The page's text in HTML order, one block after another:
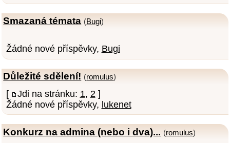
Smazaná témata (Bugi)
Žádné nové příspěvky, Bugi
Důležité sdělení! (romulus)
[ Jdi na stránku: 1, 2 ]
Žádné nové příspěvky, lukenet
Konkurz na admina (nebo i dva)... (romulus)